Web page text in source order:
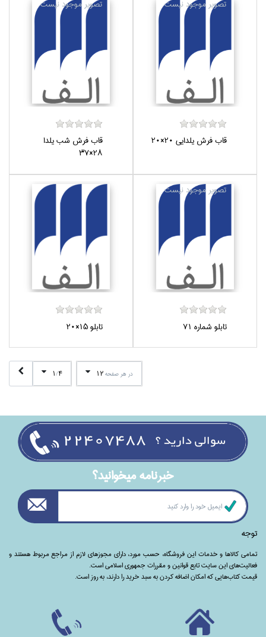
قاب فرش يلدايي 20×20
قاب فرش شب يلدا
28×37
تابلو شماره 71 تابلو 15×20
در هر صفحه12
1/4
خبرنامه ميخوانيد؟
توجه
تمامی‌ کالاها و خدمات این فروشگاه، حسب مورد،‌ دارای مجوزهای لازم از مراجع مربوط هستند ‌و‌‌
فعالیت‌های این سایت تابع قوانین و مقررات جمهوری اسلامی است.
قیمت کتاب‌هایی که امکان اضافه کردن به سبد خرید را دارند،‌ به روز است.